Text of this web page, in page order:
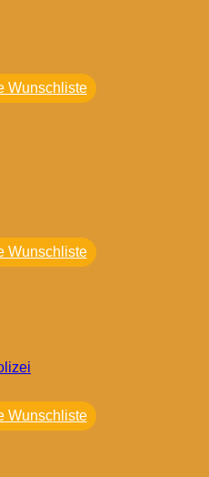
Wunschliste
Wunschliste
Wunschliste